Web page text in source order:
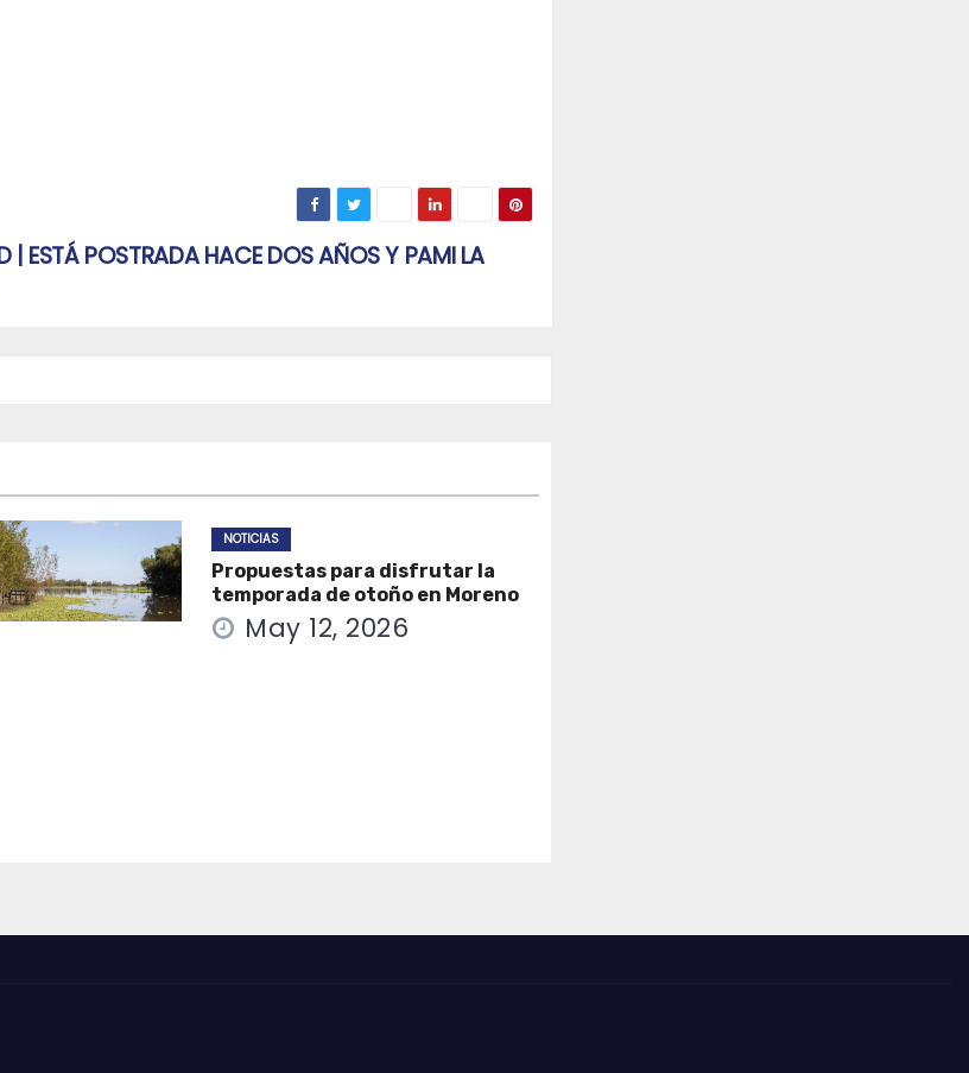
| ESTÁ POSTRADA HACE DOS AÑOS Y PAMI LA
NOTICIAS
Propuestas para disfrutar la
temporada de otoño en Moreno
May 12, 2026